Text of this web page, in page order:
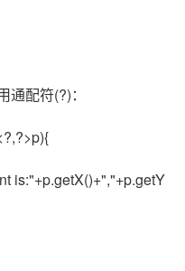
配符(?)：